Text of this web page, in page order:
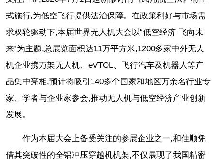
式施行,为低空飞行提供法治保障。在政策利好与市场需
求双轮驱动下,本届世界无人机大会以“低空经济·飞向未
来”为主题,总展览面积达11万平方米,1200多家中外无人
机企业携万架无人机、eVTOL、飞行汽车及机器人等产
品集中亮相,预计将吸引140多个国家和地区万余名行业专
家、学者与企业家参会,推动无人机与低空经济产业创新
发展。
作为本届大会上备受关注的参展企业之一,和佳顺凭
借其突破性的全铝冲压穿越机机架,不仅展现了我国精密